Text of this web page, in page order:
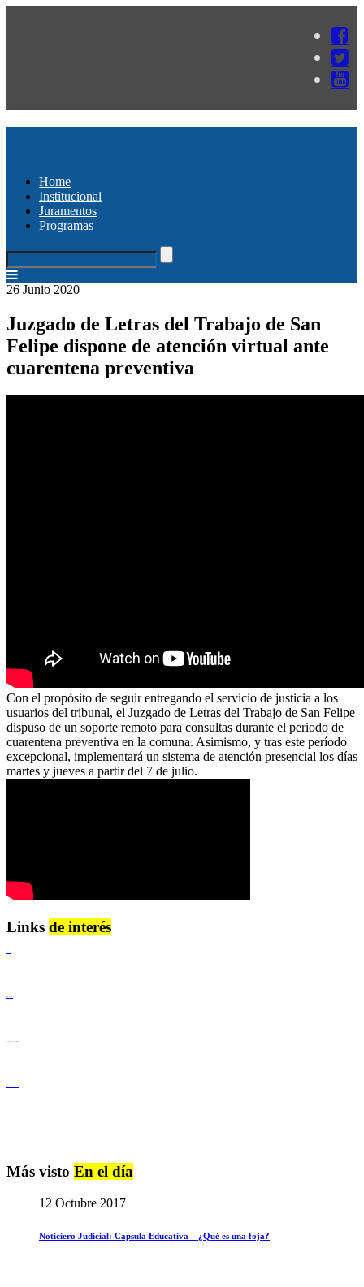
Home
Institucional
Juramentos
Programas
26 Junio 2020
Juzgado de Letras del Trabajo de San
Felipe dispone de atención virtual ante
cuarentena preventiva
Con el propósito de seguir entregando el servicio de justicia a los
usuarios del tribunal, el Juzgado de Letras del Trabajo de San Felipe
dispuso de un soporte remoto para consultas durante el periodo de
cuarentena preventiva en la comuna. Asimismo, y tras este período
excepcional, implementará un sistema de atención presencial los días
martes y jueves a partir del 7 de julio.
Links de interés
Más visto En el día
12 Octubre 2017
Noticiero Judicial: Cápsula Educativa – ¿Qué es una foja?